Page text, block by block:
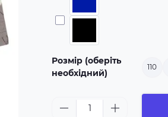
Розмір (оберіть
необхідний)
110